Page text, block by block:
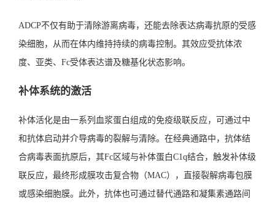
ADCP不仅有助于清除游离病毒，还能去除表达病毒抗原的受感
染细胞，从而在体内维持持续的病毒控制。其效应受抗体浓
度、亚类、Fc受体表达谱及糖基化状态影响。
补体系统的激活
补体活化是由一系列血浆蛋白组成的免疫级联反应，可通过中
和抗体启动并介导病毒的裂解与清除。在经典通路中，抗体结
合病毒表面抗原后，其Fc区域与补体蛋白C1q结合，触发补体级
联反应，最终形成膜攻击复合物（MAC），直接裂解病毒包膜
或感染细胞膜。此外，抗体也可通过替代通路和凝集素通路间